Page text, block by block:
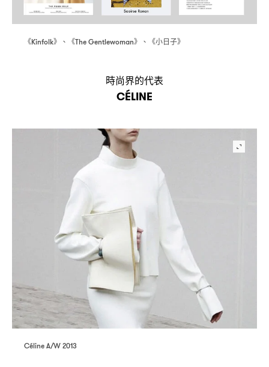
《Kinfolk》、《The Gentlewoman》、《小日子》
時尚界的代表
CÉLINE
Céline A/W 2013